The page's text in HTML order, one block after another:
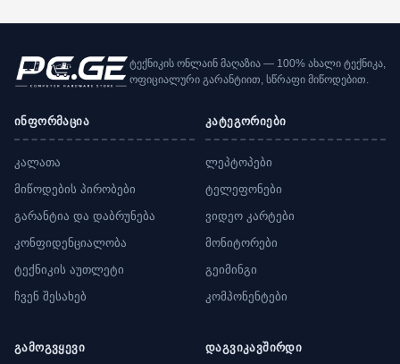
ტექნიკის ონლაინ მაღაზია — 100% ახალი ტექნიკა,
ოფიციალური გარანტიით, სწრაფი მიწოდებით.
ინფორმაცია
კალათა
მიწოდების პირობები
გარანტია და დაბრუნება
კონფიდენციალობა
ტექნიკის აუთლეტი
ჩვენ შესახებ
კატეგორიები
ლეპტოპები
ტელეფონები
ვიდეო კარტები
მონიტორები
გეიმინგი
კომპონენტები
გამოგვყევი დაგვიკავშირდი